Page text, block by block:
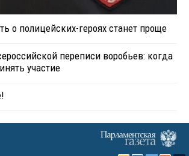
о полицейских-героях станет проще
переписи воробьев: когда
участие